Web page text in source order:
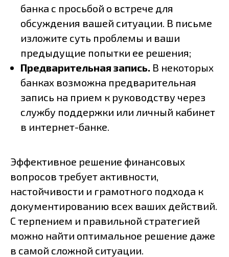
банка с просьбой о встрече для
обсуждения вашей ситуации. В письме
изложите суть проблемы и ваши
предыдущие попытки ее решения;
Предварительная запись. В некоторых
банках возможна предварительная
запись на прием к руководству через
службу поддержки или личный кабинет
в интернет-банке.
Эффективное решение финансовых
вопросов требует активности,
настойчивости и грамотного подхода к
документированию всех ваших действий.
С терпением и правильной стратегией
можно найти оптимальное решение даже
в самой сложной ситуации.